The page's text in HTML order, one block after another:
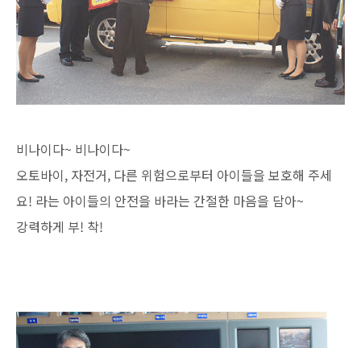
비나이다~ 비나이다~
오토바이, 자전거, 다른 위험으로부터 아이들을 보호해 주세
요! 라는 아이들의 안전을 바라는 간절한 마음을 담아~
강력하게 부! 착!